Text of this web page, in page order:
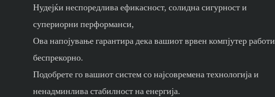
Нудејќи неспоредлива ефикасност, солидна сигурност и
супериорни перформанси,
Ова напојување гарантира дека вашиот врвен компјутер работи
беспрекорно.
Подобрете го вашиот систем со најсовремена технологија и
ненадминлива стабилност на енергија.